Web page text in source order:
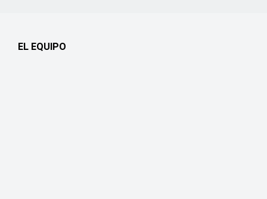
EL EQUIPO